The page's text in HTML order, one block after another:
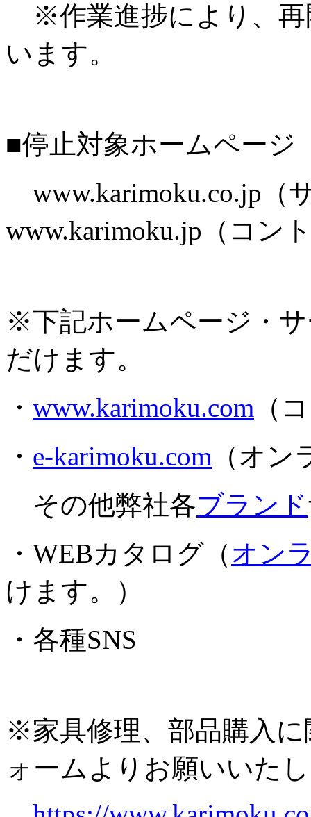
※作業進捗により、再
います。
■停止対象ホームページ
www.karimoku.co.jp（
www.karimoku.jp（コン
※下記ホームページ・
だけます。
・ www.karimoku.com （
・ e-karimoku.com （オ
その他弊社各ブランド
・WEBカタログ（オン
けます。）
・各種SNS
※家具修理、部品購入
ォームよりお願いいた